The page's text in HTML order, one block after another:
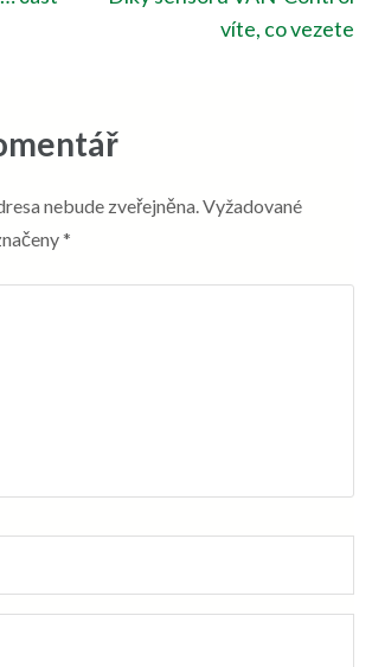
víte, co vezete
nebude zveřejněna.Vyžadované
*